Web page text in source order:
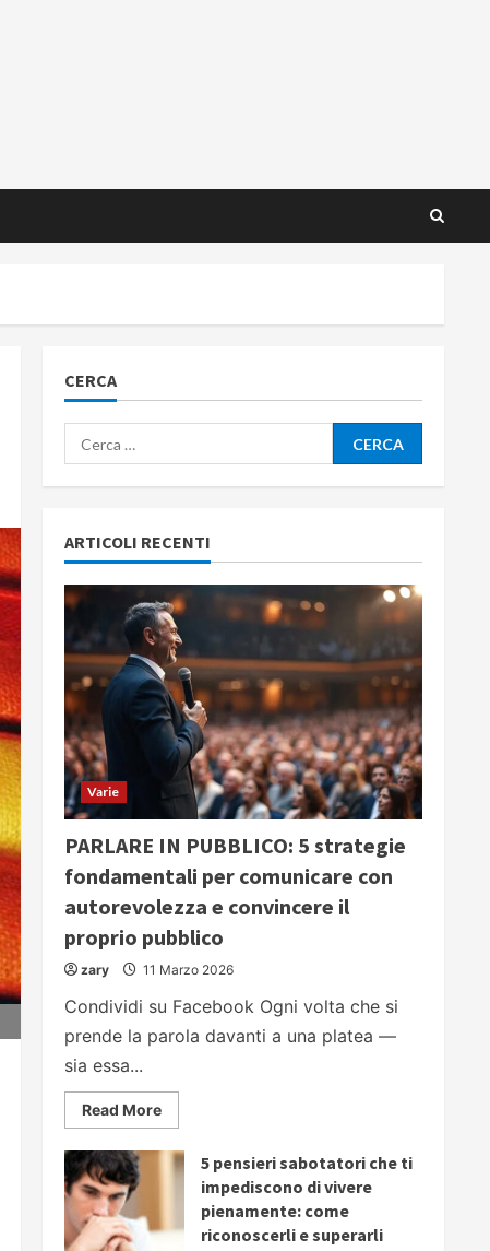
CERCA
Ricerca
per:
ARTICOLI RECENTI
Varie
PARLARE IN PUBBLICO: 5 strategie
fondamentali per comunicare con
autorevolezza e convincere il
proprio pubblico
zary 11 Marzo 2026
Condividi su Facebook Ogni volta che si
prende la parola davanti a una platea —
sia essa...
Read MoreRead
more
PARLARE
IN
PUBBLICO:
strategie
fondamentali
5 pensieri sabotatori che ti
impediscono di vivere
pienamente: come
riconoscerli e superarli